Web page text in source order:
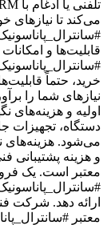
می‌کند تا
قابلیت‌ها و
خرید، حتماً
نیازهای شما را
اولیه و
دستگاه، تجهیزات
می‌شود. هزینه‌های
و هزینه پشتیبانی
معتبر است. یک
ارائه دهد. شرکت
معتبر